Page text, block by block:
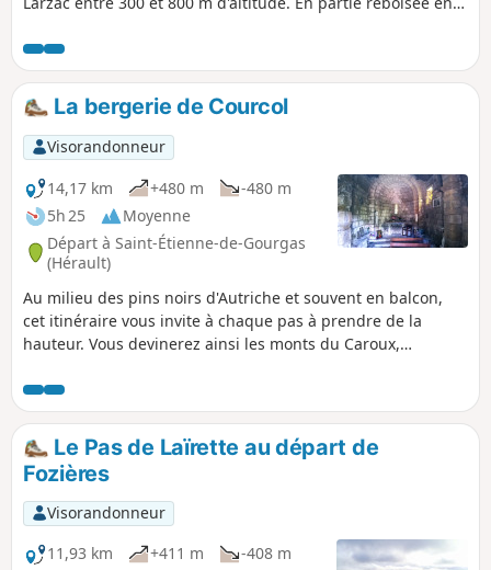
survolée d'aigles royaux et de vautours fauves et abrite
plusieurs espèces protégées comme la salamandre
tachetée. Au printemps, c'est une explosion de senteurs,
avec en particulier la floraison des genêts, des coronilles et
d'un grand nombre d'herbes aromatiques.
La bergerie de Courcol
Visorandonneur
14,17 km
+480 m
-480 m
5h 25
Moyenne
Départ à Saint-Étienne-de-Gourgas
(Hérault)
Au milieu des pins noirs d'Autriche et souvent en balcon,
cet itinéraire vous invite à chaque pas à prendre de la
hauteur. Vous devinerez ainsi les monts du Caroux,
parcours se fait sur des pistes forestières.
Le Pas de Laïrette au départ de
Fozières
Visorandonneur
11,93 km
+411 m
-408 m